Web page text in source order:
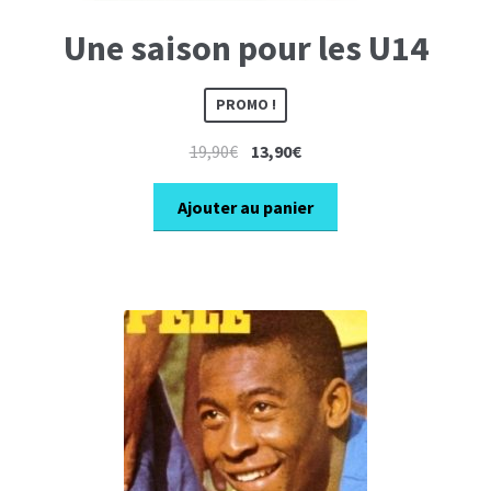
Une saison pour les U14
PROMO !
19,90€ Le
initial
était :
13,90€Le
actuel
est :
Ajouter au panier